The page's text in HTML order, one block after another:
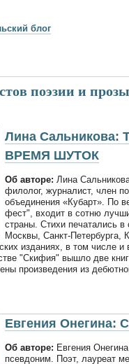
блог
поэзии и
Лина Сальникова:
ВРЕМЯ ШУТОК
Об авторе: Лина
филолог, журналист, член
объединения «Кубарт». По
фест", входит в сотню
страны. Стихи печатались в
Москвы, Санкт-Петербурга,
изданиях, в том числе и
"Скифия" вышло две
произведения из
Евгения Онегина:
Об авторе: Евгения
псевдоним. Поэт, лауреат